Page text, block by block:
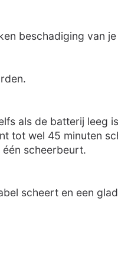
beschadiging van je
als de batterij leeg
tot wel 45 minuten
scheerbeurt.
scheert en een